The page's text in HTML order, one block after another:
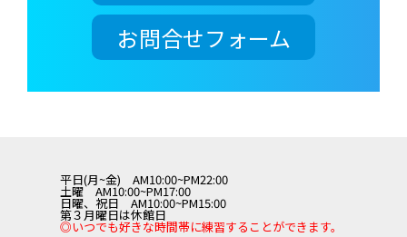
お問合せフォーム
平日(月~金) AM10:00~PM22:00
土曜 AM10:00~PM17:00
日曜、祝日 AM10:00~PM15:00
第３月曜日は休館日
◎いつでも好きな時間帯に練習することができます。